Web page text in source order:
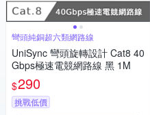
彎頭純銅超六類網路線
UniSync 彎頭旋轉設計 Cat8 40
Gbps極速電競網路線 黑 1M
$290
挑戰低價